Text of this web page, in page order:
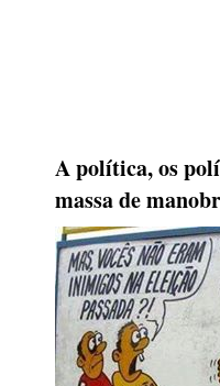
A política, os
massa de